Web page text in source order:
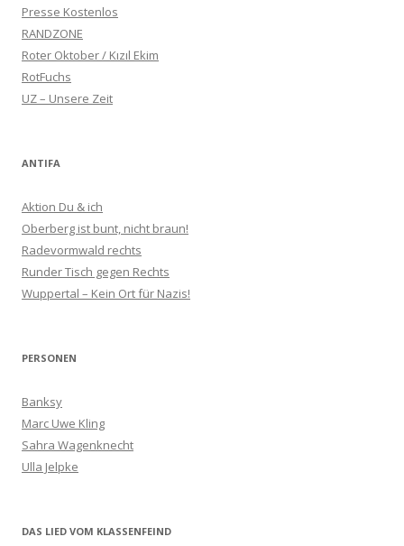
Presse Kostenlos
RANDZONE
Roter Oktober / Kızıl Ekim
RotFuchs
UZ – Unsere Zeit
ANTIFA
Aktion Du & ich
Oberberg ist bunt, nicht braun!
Radevormwald rechts
Runder Tisch gegen Rechts
Wuppertal – Kein Ort für Nazis!
PERSONEN
Banksy
Marc Uwe Kling
Sahra Wagenknecht
Ulla Jelpke
DAS LIED VOM KLASSENFEIND